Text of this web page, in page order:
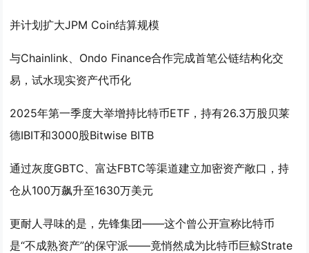
并计划扩大JPM Coin结算规模
与Chainlink、Ondo Finance合作完成首笔公链结构化交
易，试水现实资产代币化
2025年第一季度大举增持比特币ETF，持有26.3万股贝莱
德IBIT和3000股Bitwise BITB
通过灰度GBTC、富达FBTC等渠道建立加密资产敞口，持
仓从100万飙升至1630万美元
更耐人寻味的是，先锋集团——这个曾公开宣称比特币
是“不成熟资产”的保守派——竟悄然成为比特币巨鲸Strate